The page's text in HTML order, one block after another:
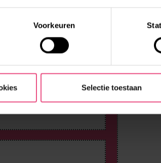
Voorkeuren
Selectie toestaan
het beste bij je
0026300 (optie 1) of